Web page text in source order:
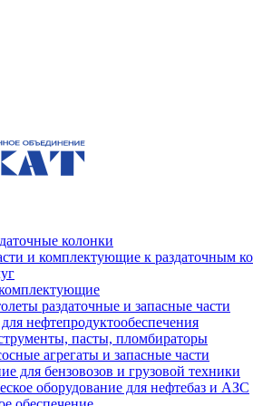
колонки
и комплектующие к раздаточным
раздаточные и запасные части
нефтепродуктообеспечения
пасты, пломбираторы
агрегаты и запасные части
для бензовозов и грузовой техники
оборудование для нефтебаз и АЗС